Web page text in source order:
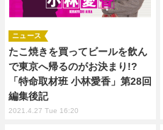
たこ焼きを買ってビールを飲ん
で東京へ帰るのがお決まり!?
「特命取材班 小林愛香」第28回
編集後記
ニュース
2021.4.27 Tue 16:20